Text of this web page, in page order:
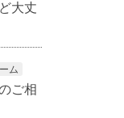
大丈
ム
ご相